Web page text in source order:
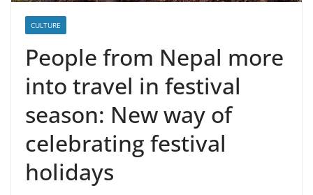
CULTURE
People from Nepal more
into travel in festival
season: New way of
celebrating festival
holidays